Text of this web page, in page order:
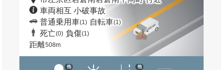
車両相互 小破事故
普通乗用車(1) 自転車(1)
死亡(0) 負傷(1)
距離508m
他 他